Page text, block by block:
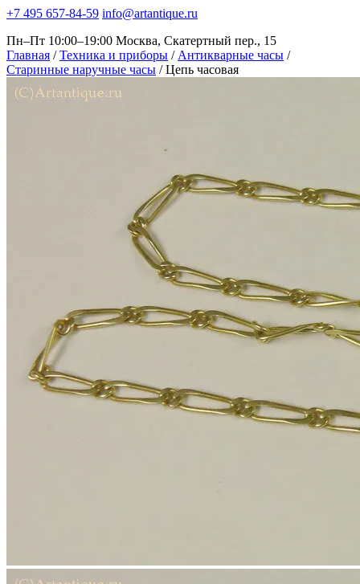
+7 495 657-84-59 info@artantique.ru
Пн–Пт 10:00–19:00 Москва, Скатертный пер., 15
Главная / Техника и приборы / Антикварные часы /
Старинные наручные часы / Цепь часовая